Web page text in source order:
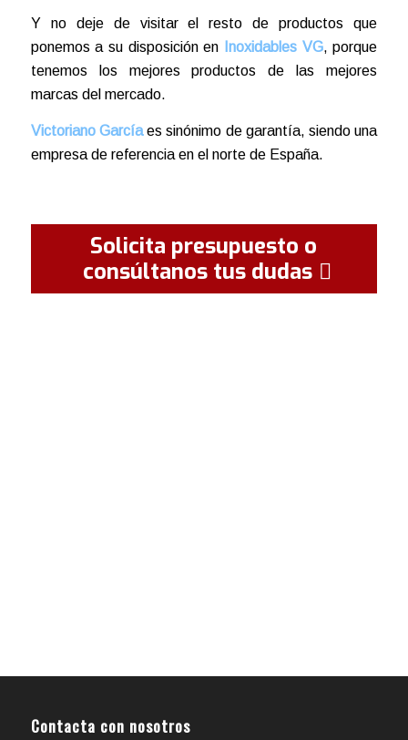
Y no deje de visitar el resto de productos que
ponemos a su disposición en
Inoxidables VG, porque
tenemos los mejores productos de las mejores
marcas del mercado.
Victoriano Garcíaes sinónimo de garantía, siendo una
empresa de referencia en el norte de España.
Solicita presupuesto o
consúltanos tus dudas
Contacta con nosotros